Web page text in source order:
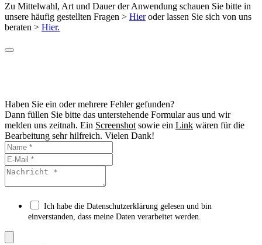
Zu Mittelwahl, Art und Dauer der Anwendung schauen Sie bitte in
unsere häufig gestellten Fragen > Hieroder lassen Sie sich von uns
beraten > Hier.
Haben Sie ein oder mehrere Fehler gefunden?
Dann füllen Sie bitte das unterstehende Formular aus und wir
melden uns zeitnah. Ein Screenshot sowie ein Link wären für die
Bearbeitung sehr hilfreich. Vielen Dank!
Ich habe die Datenschutzerklärung gelesen und bin
einverstanden, dass meine Daten verarbeitet werden.